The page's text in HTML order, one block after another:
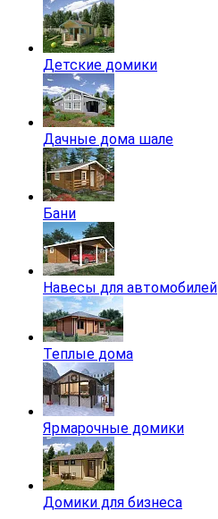
Детские домики
Дачные дома шале
Бани
Навесы для автомобилей
Теплые дома
Ярмарочные домики
Домики для бизнеса